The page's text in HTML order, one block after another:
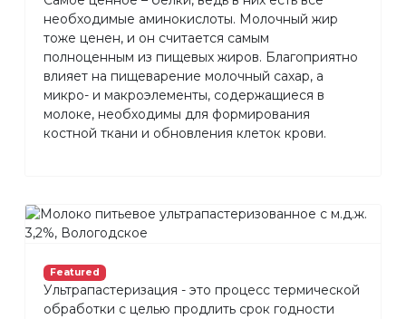
необходимые аминокислоты. Молочный жир
тоже ценен, и он считается самым
полноценным из пищевых жиров. Благоприятно
влияет на пищеварение молочный сахар, а
микро- и макроэлементы, содержащиеся в
молоке, необходимы для формирования
костной ткани и обновления клеток крови.
Featured
Ультрапастеризация - это процесс термической
обработки с целью продлить срок годности